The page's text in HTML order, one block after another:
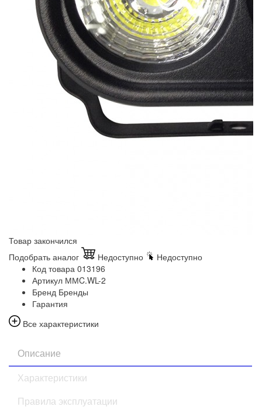
Товар закончился
Подобрать аналог
Недоступно
Недоступно
Код товара 013196
Артикул ММC.WL-2
Бренд Бренды
Гарантия
Все характеристики
Описание
Характеристики
Правила эксплуатации